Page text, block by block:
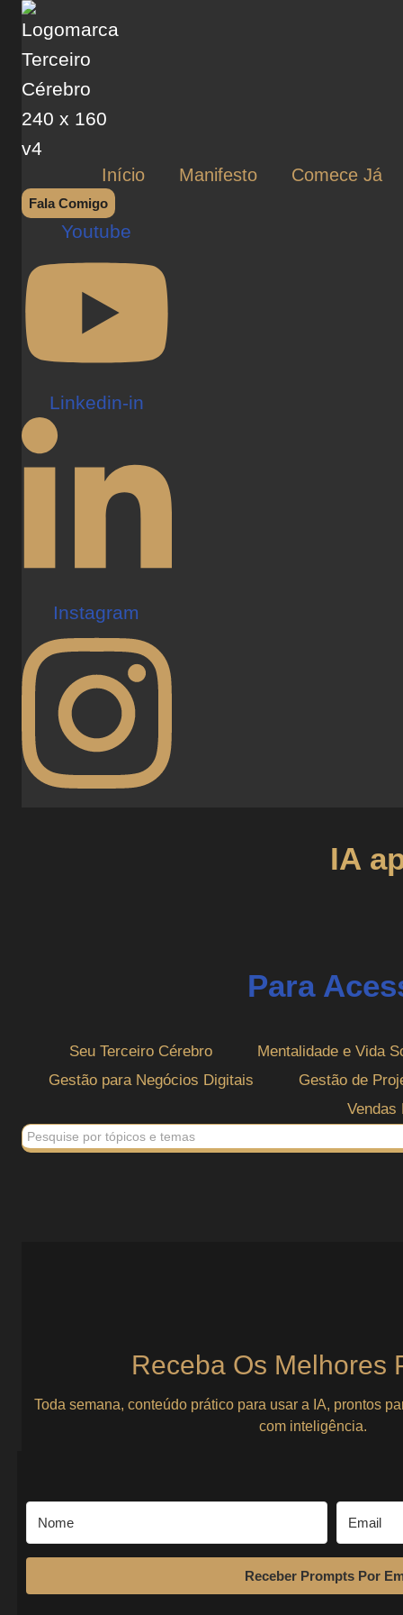
Início Manifesto Comece Já
Fala Comigo
Youtube
Linkedin-in
Instagram
IA
Para
Seu Terceiro Cérebro
Mentalidade e Vida
Gestão para Negócios Digitais
Gestão de
Vendas
Receba Os Melhores
Toda semana, conteúdo prático para usar a IA, prontos
com inteligência.
Receber Prompts Por